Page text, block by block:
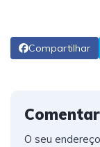
Compartilhar
Comentar
O seu